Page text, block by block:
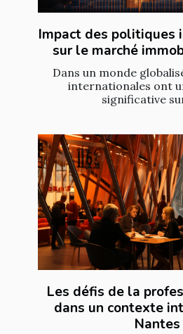
Impact des politiques
sur le marché
Dans un monde
internationales ont
significative
Les défis de la
dans un contexte
Nantes